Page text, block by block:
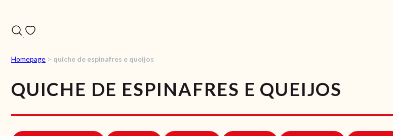
VÍDEOS
Homepage > quiche de espinafres e queijos
QUICHE DE ESPINAFRES E QUEIJOS